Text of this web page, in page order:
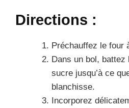
Directions :
Préchauffez le four
Dans un bol,
sucre jusqu’à ce
blanchisse.
Incorporez